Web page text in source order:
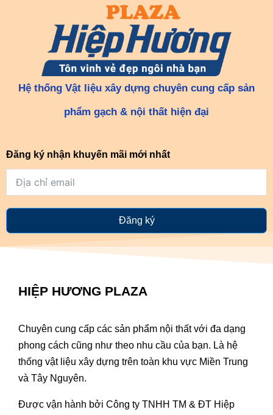
Hệ thống Vật liệu xây dựng chuyên cung cấp sản
phẩm gạch & nội thất hiện đại
Đăng ký nhận khuyến mãi mới nhất
Đăng ký
HIỆP HƯƠNG PLAZA
Chuyên cung cấp các sản phẩm nội thất với đa dạng
phong cách cũng như theo nhu cầu của bạn. Là hệ
thống vật liệu xây dựng trên toàn khu vực Miền Trung
và Tây Nguyên.
Được vận hành bởi Công ty TNHH TM & ĐT Hiệp